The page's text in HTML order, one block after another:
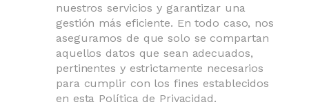
nuestros servicios y garantizar una
gestión más eficiente. En todo caso, nos
aseguramos de que solo se compartan
aquellos datos que sean adecuados,
pertinentes y estrictamente necesarios
para cumplir con los fines establecidos
en esta Política de Privacidad.